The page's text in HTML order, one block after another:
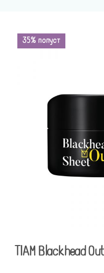
35% попуст
TIAM Blackhead